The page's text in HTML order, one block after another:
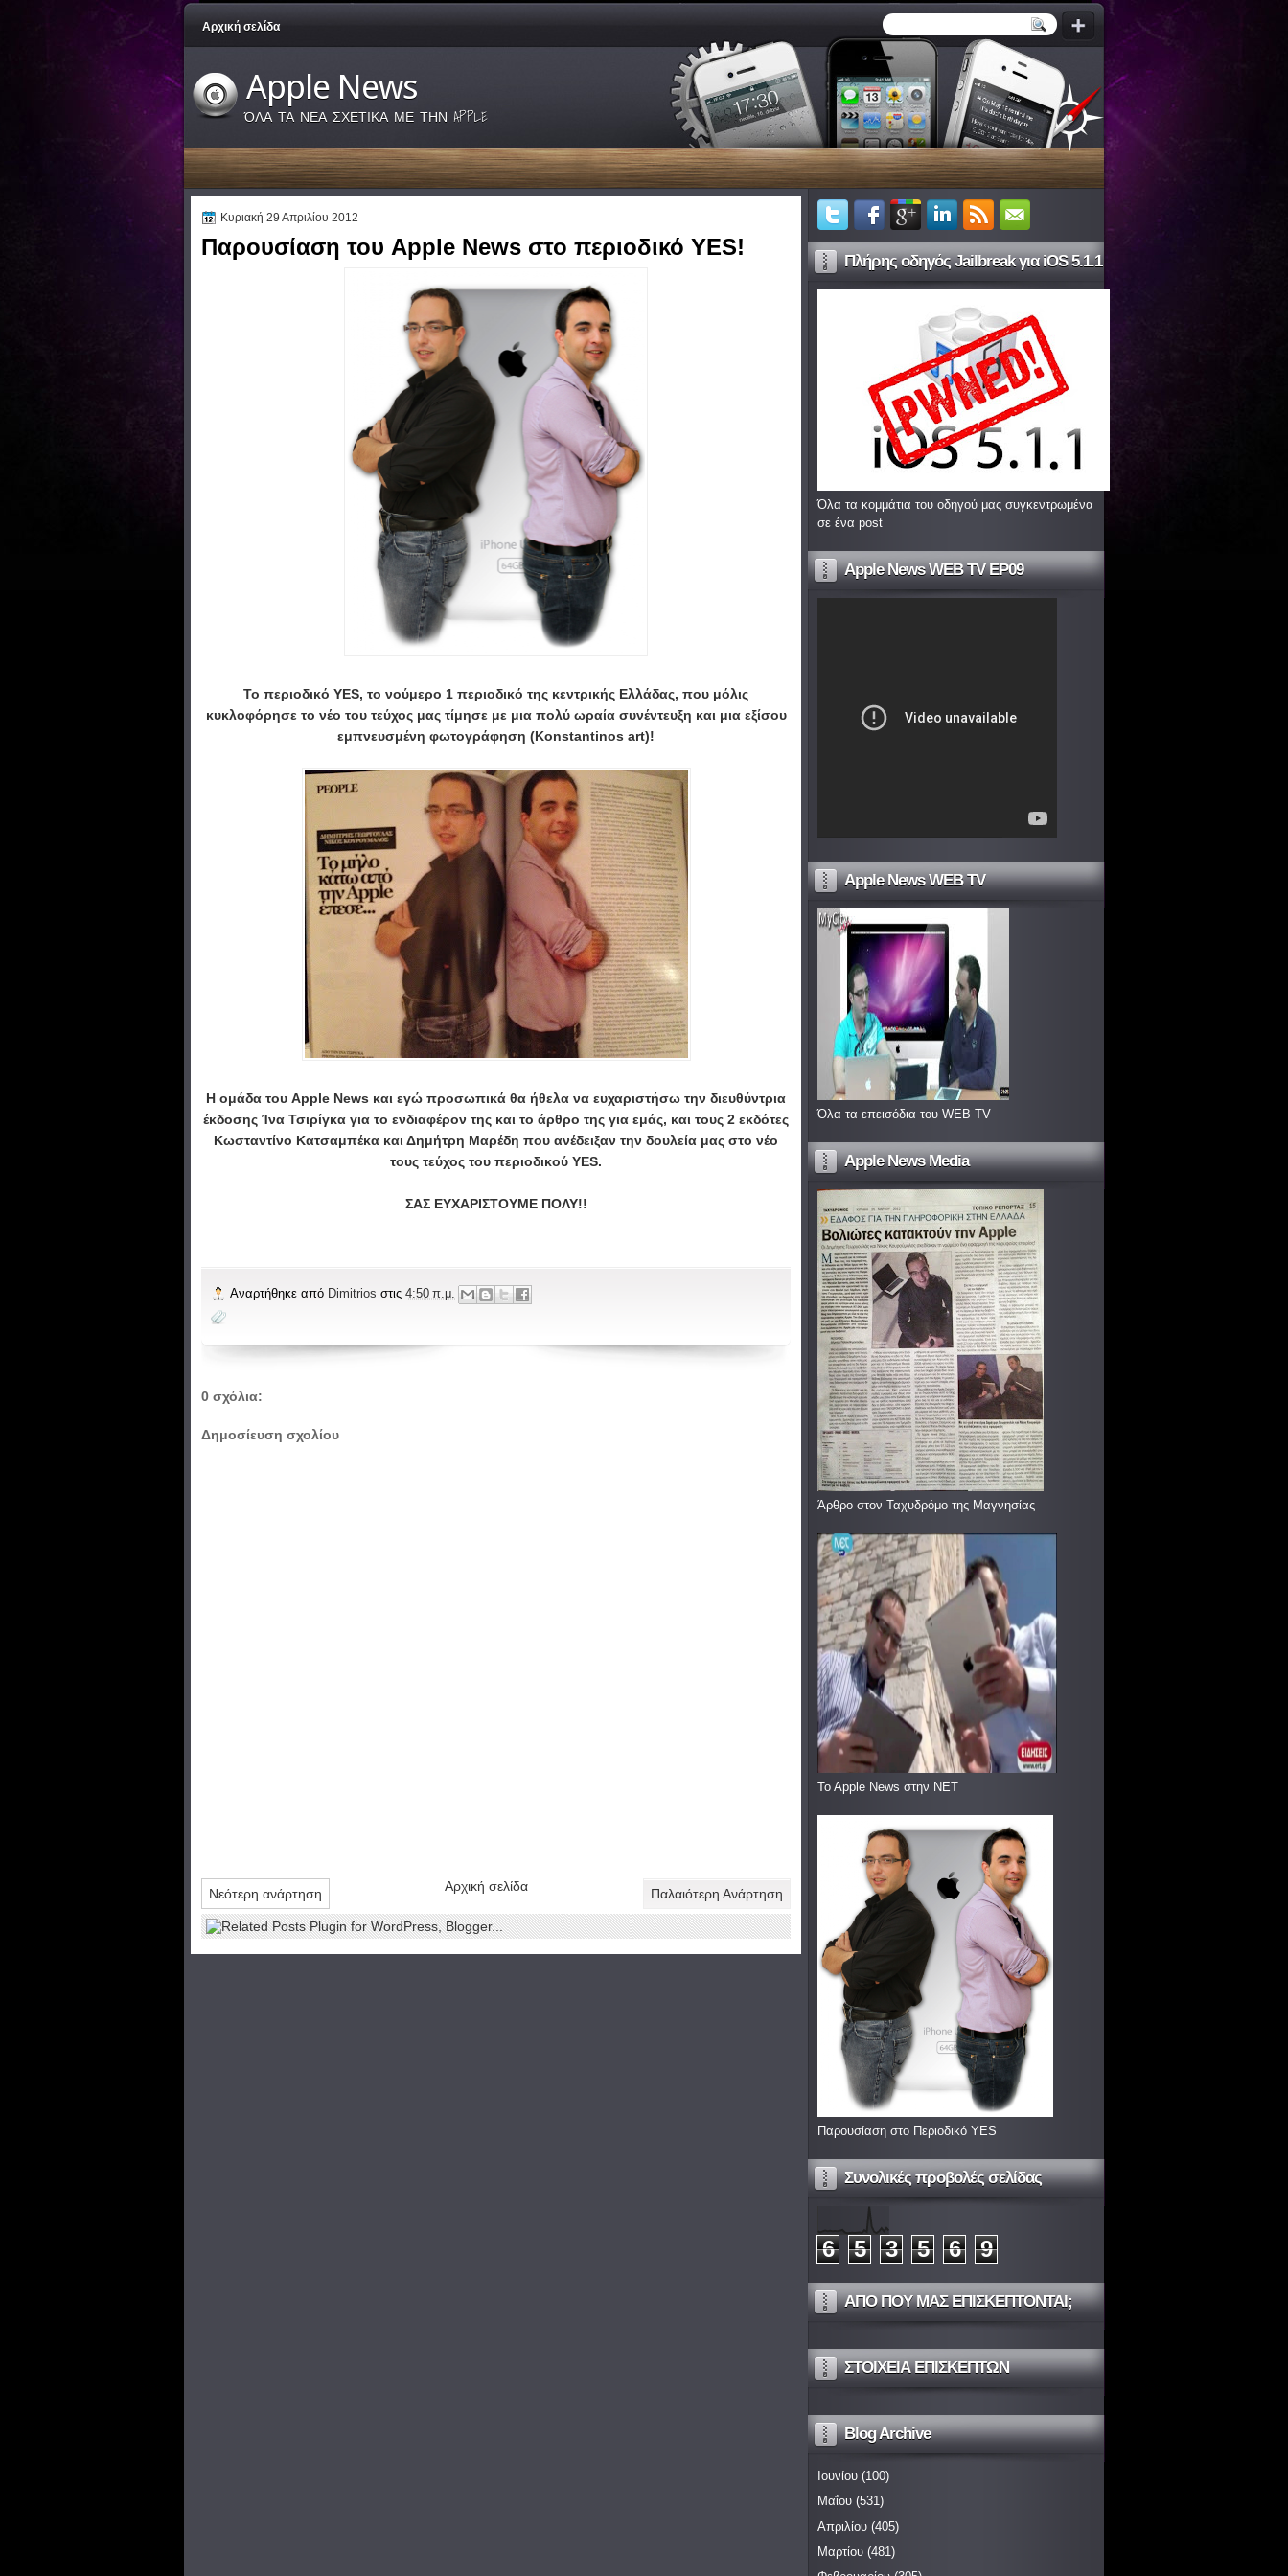
Αρχική σελίδα
Apple News
ΌΛΑ ΤΑ ΝΕΑ ΣΧΕΤΙΚΑ ΜΕ ΤΗΝ APPLE
Κυριακή 29 Απριλίου 2012
Παρουσίαση του Apple News στο περιοδικό YES!
Το περιοδικό ΥΕS, το νούμερο 1 περιοδικό της κεντρικής Ελλάδας, που μόλις
κυκλοφόρησε το νέο του τεύχος μας τίμησε με μια πολύ ωραία συνέντευξη και μια εξίσου
εμπνευσμένη φωτογράφηση (Κοnstantinos art)!
Η ομάδα του Apple News και εγώ προσωπικά θα ήθελα να ευχαριστήσω την διευθύντρια
έκδοσης Ίνα Τσιρίγκα για το ενδιαφέρον της και το άρθρο της για εμάς, και τους 2 εκδότες
Κωσταντίνο Κατσαμπέκα και Δημήτρη Μαρέδη που ανέδειξαν την δουλεία μας στο νέο
τους τεύχος του περιοδικού ΥΕS.
ΣΑΣ ΕΥΧΑΡΙΣΤΟΥΜΕ ΠΟΛΥ!!
Αναρτήθηκε από Dimitrios στις 4:50 π.μ.
0 σχόλια:
Δημοσίευση σχολίου
Νεότερη ανάρτηση Παλαιότερη Ανάρτηση
Αρχική σελίδα
Πλήρης οδηγός Jailbreak για iOS 5.1.1
Όλα τα κομμάτια του οδηγού μας συγκεντρωμένα
σε ένα post
Apple News WEB TV EP09
Apple News WEB TV
Όλα τα επεισόδια του WEB TV
Apple News Media
Άρθρο στον Ταχυδρόμο της Μαγνησίας
To Apple News στην ΝΕΤ
Παρουσίαση στο Περιοδικό YES
Συνολικές προβολές σελίδας
6 5 3 5 6 9
ΑΠΟ ΠΟΥ ΜΑΣ ΕΠΙΣΚΕΠΤΟΝΤΑΙ;
ΣΤΟΙΧΕΙΑ ΕΠΙΣΚΕΠΤΩΝ
Blog Archive
Ιουνίου (100)
Μαΐου (531)
Απριλίου (405)
Μαρτίου (481)